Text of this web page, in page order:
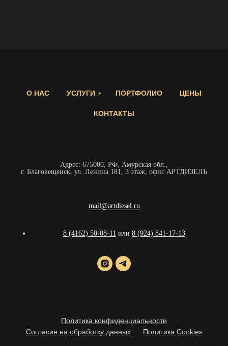
О НАС УСЛУГИ ПОРТФОЛИО ЦЕНЫ
КОНТАКТЫ
Адрес: 675000, РФ, Амурская обл.,
г. Благовещенск, ул. Ленина 181, 3 этаж, офис АРТДИЗЕЛЬ
mail@artdiesel.ru
8 (4162) 50-08-11 или 8 (924) 841-17-13
Политика конфиденциальности
Согласие на обработку данных
Политика Cookies